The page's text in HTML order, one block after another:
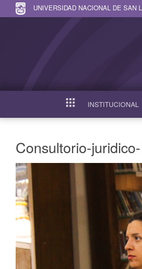
UNIVERSIDAD NACIONAL DE SAN
INICIO INSTITUCIONAL
Consultorio-